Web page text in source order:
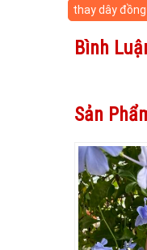
thay dây
Bình
Sản